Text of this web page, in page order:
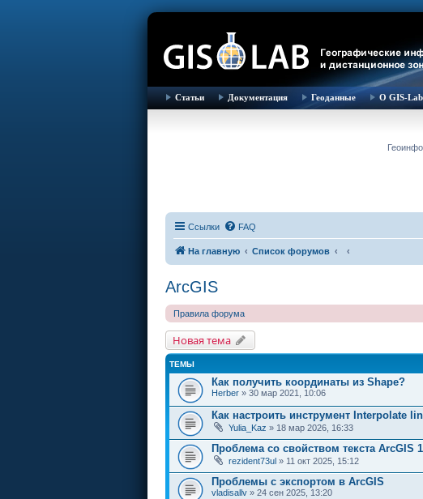
Статьи Документация Геоданные О GIS-Lab
Ссылки FAQ
На главную Список форумов
ArcGIS
Правила форума
Новая тема
ТЕМЫ
Как получить координаты из Shape?
Herber » 30 мар 2021, 10:06
Как настроить инструмент Interpolate
Yulia_Kaz » 18 мар 2026, 16:33
Проблема со свойством текста ArcGIS
rezident73ul » 11 окт 2025, 15:12
Проблемы с экспортом в ArcGIS
vladisallv » 24 сен 2025, 13:20